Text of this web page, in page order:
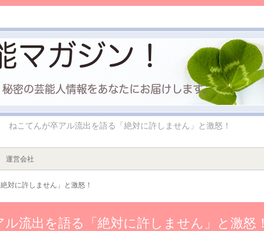
ねこてんが卒アル流出を語る「絶対に許しません」と激怒！
運営会社
対に許しません」と激怒！
流出を語る「絶対に許しません」と激怒！